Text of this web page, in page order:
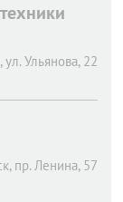
ул. Ульянова, 22
пр. Ленина, 57